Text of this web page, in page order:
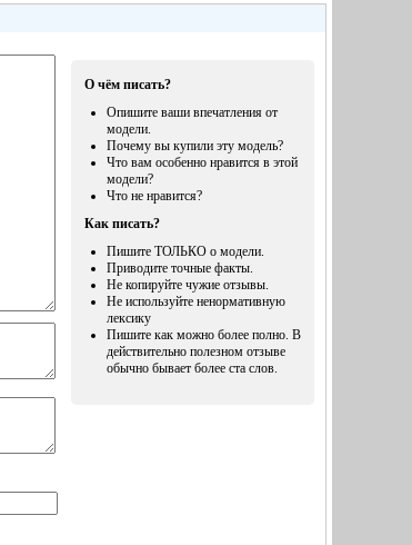
О чём писать?
Опишите ваши впечатления от
модели.
Почему вы купили эту модель?
Что вам особенно нравится в этой
модели?
Что не нравится?
Как писать?
Пишите ТОЛЬКО о модели.
Приводите точные факты.
Не копируйте чужие отзывы.
Не используйте ненормативную
лексику
Пишите как можно более полно. В
действительно полезном отзыве
обычно бывает более ста слов.